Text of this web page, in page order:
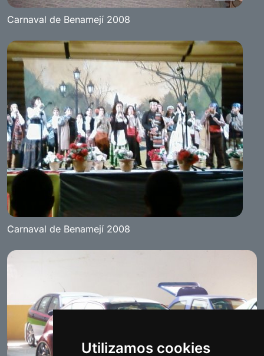
Utilizamos cookies
Carnaval de Benamejí 2008
Carnaval de Benamejí 2008